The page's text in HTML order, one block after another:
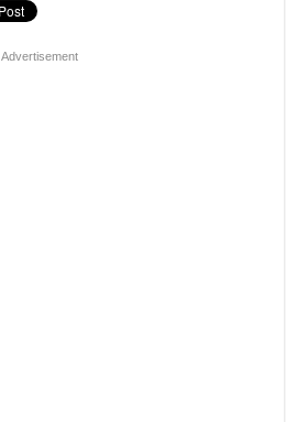
Advertisement